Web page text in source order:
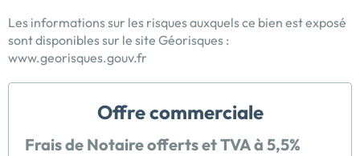
Les informations sur les risques auxquels ce bien est exposé
sont disponibles sur le site Géorisques :
www.georisques.gouv.fr
Offre commerciale
Frais de Notaire offerts et TVA à 5,5%